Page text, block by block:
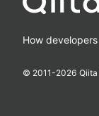
How
© 2011-2026